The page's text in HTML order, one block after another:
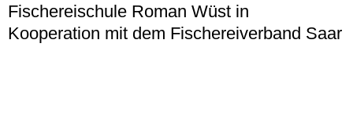
Fischereischule Roman Wüst in
Kooperation mit dem Fischereiverband Saar